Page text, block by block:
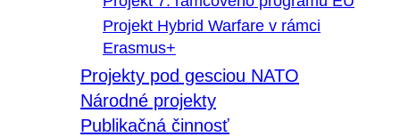
Projekt Hybrid Warfare v rámci
Erasmus+
Projekty pod gesciou NATO
Národné projekty
Publikačná činnosť